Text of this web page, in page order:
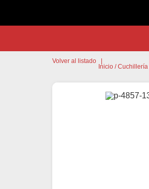
Volver al listado
Inicio /Cuchillería